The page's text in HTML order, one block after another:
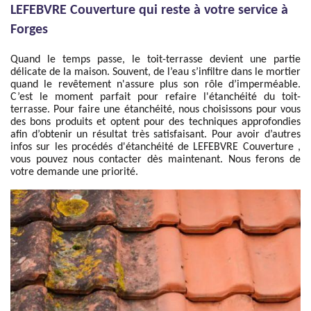
LEFEBVRE Couverture qui reste à votre service à
Forges
Quand le temps passe, le toit-terrasse devient une partie
délicate de la maison. Souvent, de l’eau s’infiltre dans le mortier
quand le revêtement n'assure plus son rôle d’imperméable.
C’est le moment parfait pour refaire l'étanchéité du toit-
terrasse. Pour faire une étanchéité, nous choisissons pour vous
des bons produits et optent pour des techniques approfondies
afin d’obtenir un résultat très satisfaisant. Pour avoir d’autres
infos sur les procédés d'étanchéité de LEFEBVRE Couverture ,
vous pouvez nous contacter dès maintenant. Nous ferons de
votre demande une priorité.